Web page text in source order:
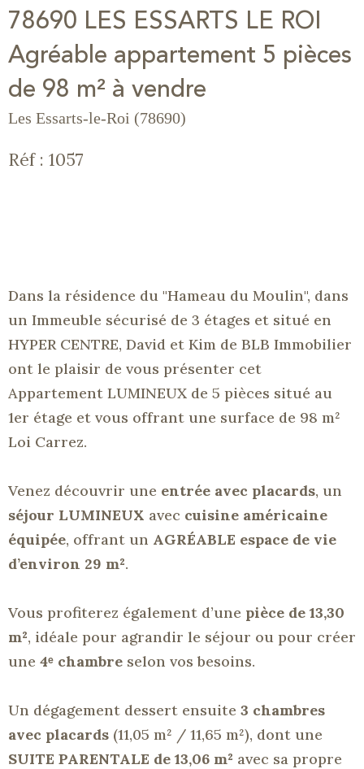
78690 LES ESSARTS LE ROI
Agréable appartement 5 pièces
de 98 m² à vendre
Les Essarts-le-Roi (78690)
Réf : 1057
Dans la résidence du "Hameau du Moulin", dans
un Immeuble sécurisé de 3 étages et situé en
HYPER CENTRE, David et Kim de BLB Immobilier
ont le plaisir de vous présenter cet
Appartement LUMINEUX de 5 pièces situé au
1er étage et vous offrant une surface de 98 m²
Loi Carrez.
Venez découvrir une entrée avec placards, un
séjour LUMINEUX avec cuisine américaine
équipée, offrant un AGRÉABLE espace de vie
d’environ 29 m².
Vous profiterez également d’une pièce de 13,30
m², idéale pour agrandir le séjour ou pour créer
une 4ᵉ chambre selon vos besoins.
Un dégagement dessert ensuite 3 chambres
avec placards (11,05 m² / 11,65 m²), dont une
SUITE PARENTALE de 13,06 m² avec sa propre